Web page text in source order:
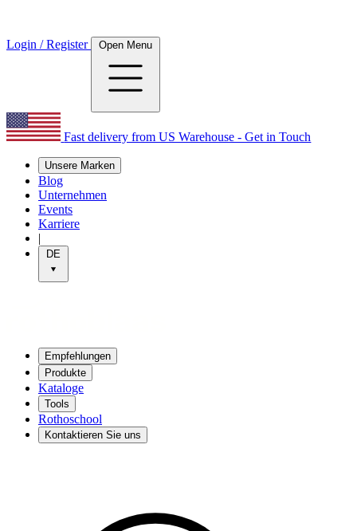
Login / Register Open Menu
Fast delivery from US Warehouse - Get in Touch
Unsere Marken
Blog
Unternehmen
Events
Karriere
|
DE
Empfehlungen
Produkte
Kataloge
Tools
Rothoschool
Kontaktieren Sie uns